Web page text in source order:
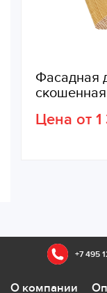
Фасадная
Цена от
+7 495
О компании